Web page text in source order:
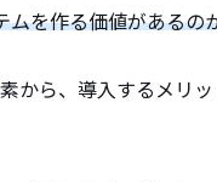
ムを作る価値があるの
から、導入するメリ